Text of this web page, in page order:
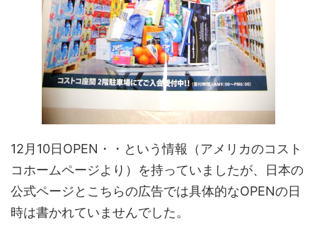
12月10日OPEN・・という情報（アメリカのコスト
コホームページより）を持っていましたが、日本の
公式ページとこちらの広告では具体的なOPENの日
時は書かれていませんでした。